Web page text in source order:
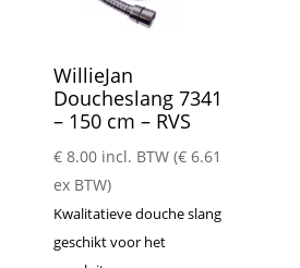
WillieJan
Doucheslang 7341
– 150 cm – RVS
€ 8.00 incl. BTW (€ 6.61
ex BTW)
Kwalitatieve douche slang
geschikt voor het